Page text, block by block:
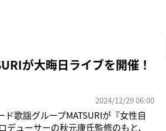
が大晦日ライブを開催！
2024/12/29 06:00
歌謡グループMATSURIが『女性自
ューサーの秋元康氏監修のもと、